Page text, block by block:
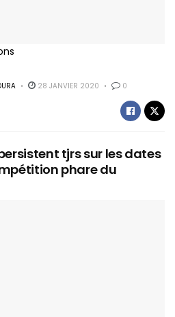
28 JANVIER 2020 0
tjrs sur les dates
phare du